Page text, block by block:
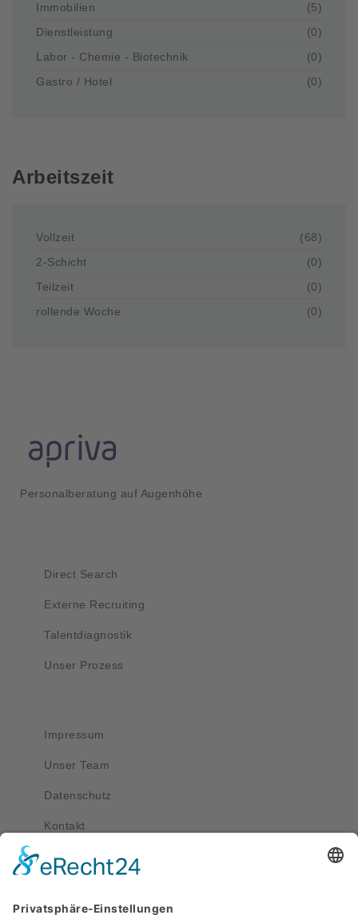
Immobilien
(5)
Dienstleistung
(0)
Labor - Chemie - Biotechnik
(0)
Gastro / Hotel
(0)
Arbeitszeit
Vollzeit
(68)
2-Schicht
(0)
Teilzeit
(0)
rollende Woche
(0)
Personalberatung auf Augenhöhe
Direct Search
Externe Recruiting
Talentdiagnostik
Unser Prozess
Impressum
Unser Team
Datenschutz
Kontakt
Kontakt